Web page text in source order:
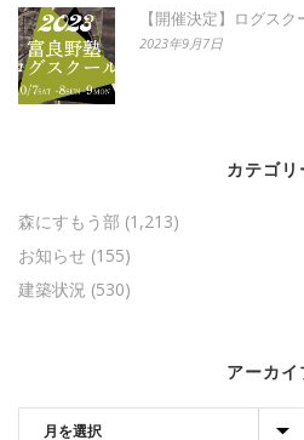
【開催決定】ログス
2023年9月7日
カテゴリ
森にすもう部 (1,213)
お知らせ (155)
建築状況 (530)
アーカイ